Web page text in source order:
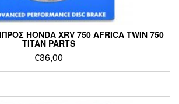
HONDA XRV 750 AFRICA TWIN 750
TITAN PARTS
€36,00